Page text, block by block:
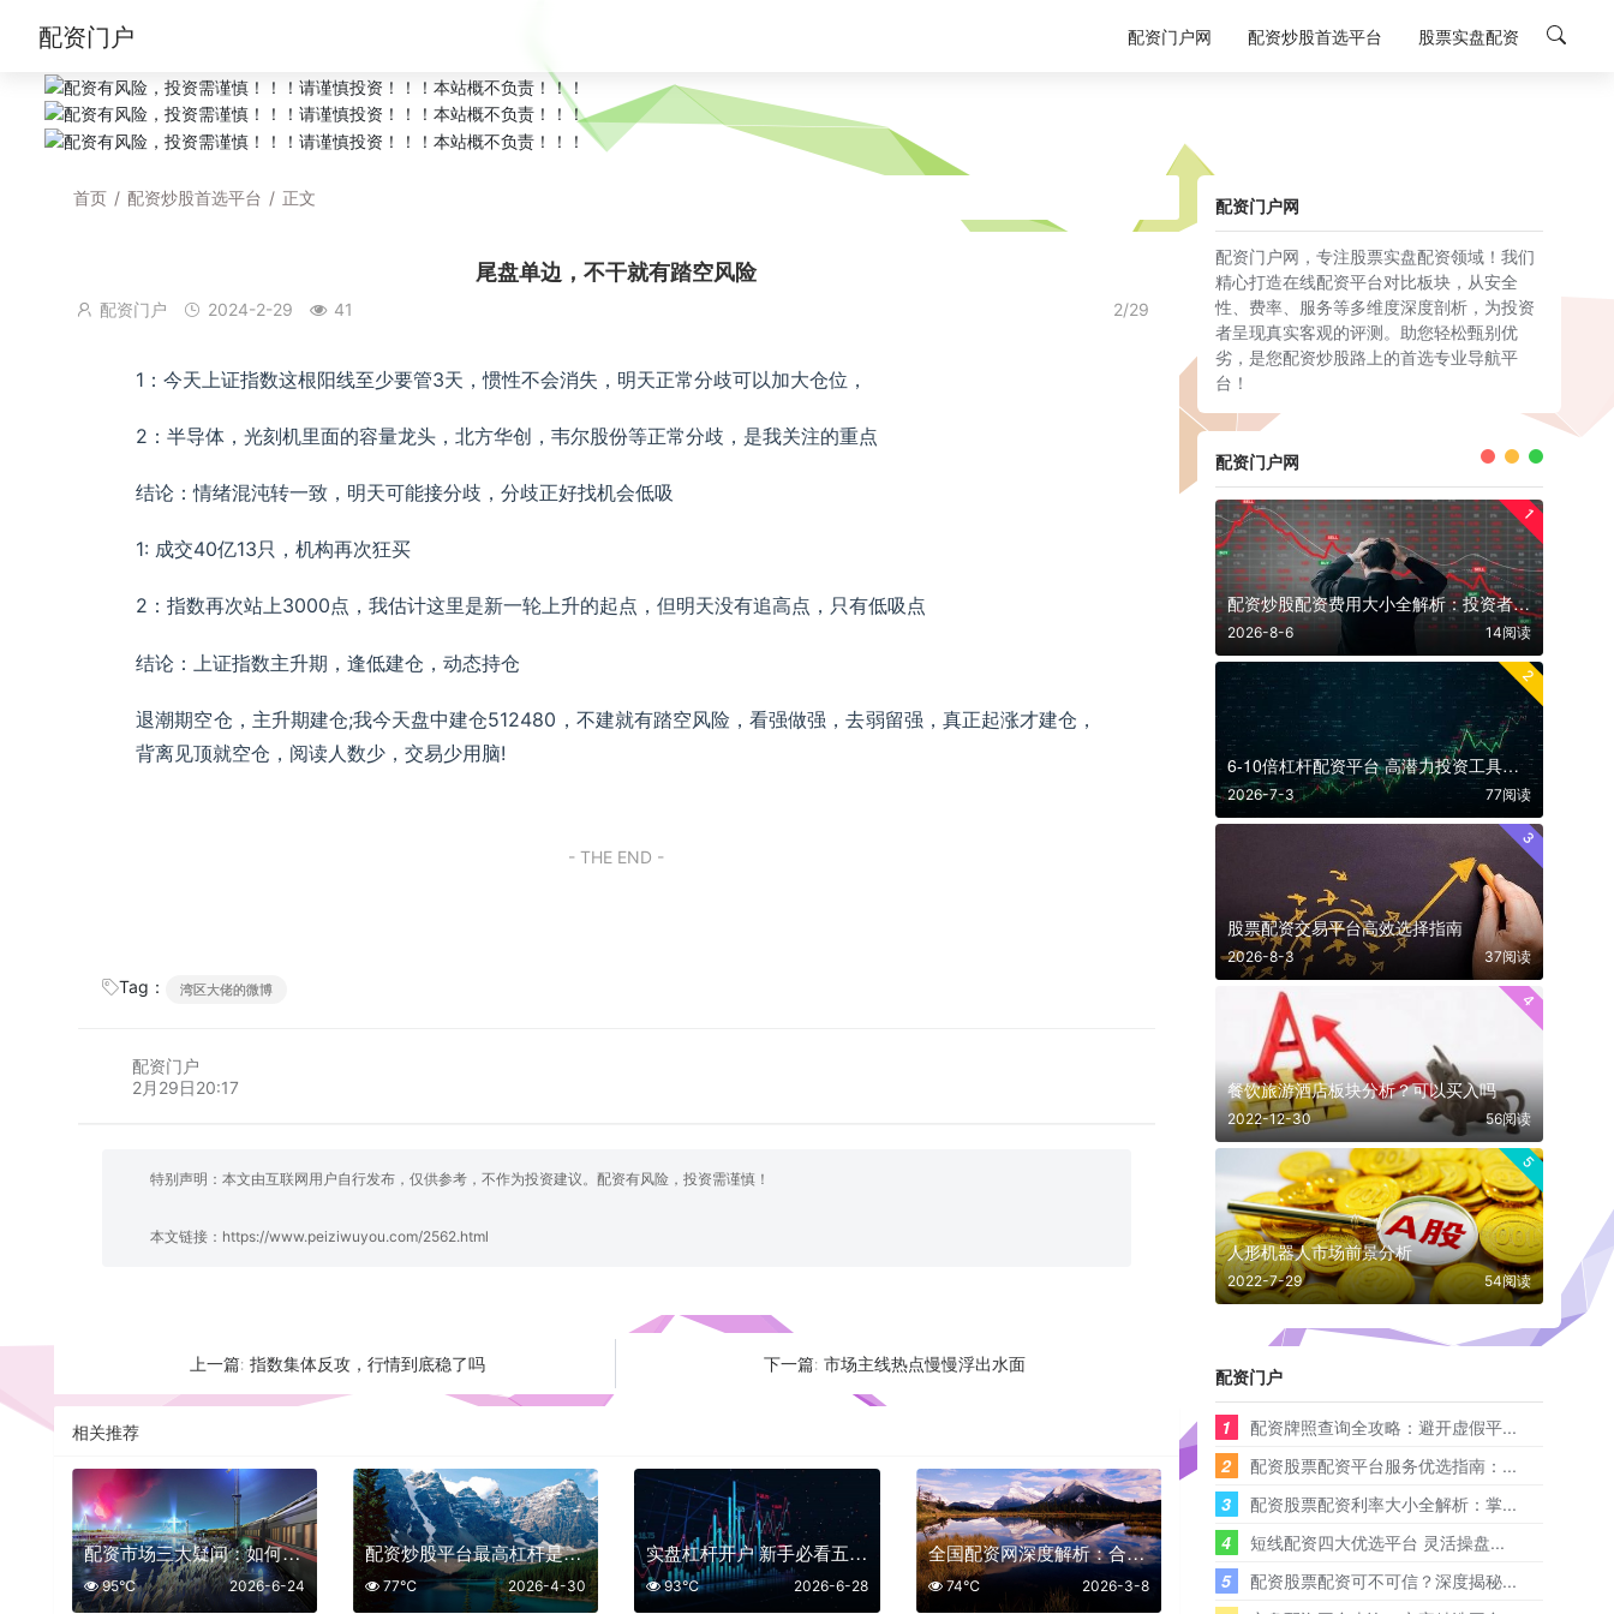
配资门户 配资门户网 配资炒股首选平台 股票实盘配资
首页 / 配资炒股首选平台 / 正文
尾盘单边，不干就有踏空风险
配资门户 2024-2-29 41 2/29
1：今天上证指数这根阳线至少要管3天，惯性不会消失，明天正常分歧可以加大仓位，
2：半导体，光刻机里面的容量龙头，北方华创，韦尔股份等正常分歧，是我关注的重点
结论：情绪混沌转一致，明天可能接分歧，分歧正好找机会低吸
1: 成交40亿13只，机构再次狂买
2：指数再次站上3000点，我估计这里是新一轮上升的起点，但明天没有追高点，只有低吸点
结论：上证指数主升期，逢低建仓，动态持仓
退潮期空仓，主升期建仓;我今天盘中建仓512480，不建就有踏空风险，看强做强，去弱留强，真正起涨才建仓，
背离见顶就空仓，阅读人数少，交易少用脑!
- THE END -
Tag： 湾区大佬的微博
配资门户
2月29日20:17
特别声明：本文由互联网用户自行发布，仅供参考，不作为投资建议。配资有风险，投资需谨慎！
本文链接： https://www.peiziwuyou.com/2562.html
上一篇: 指数集体反攻，行情到底稳了吗 下一篇: 市场主线热点慢慢浮出水面
相关推荐
配资市场三大疑问：如何识别正规平台与风险陷阱
2026-6-24
95℃
配资炒股平台最高杠杆是多少
2026-4-30
77℃
实盘杠杆开户 新手必看五家可靠平台
2026-6-28
93℃
全国配资网深度解析：合规选择与风险控制指南
2026-3-8
74℃
配资门户网
配资门户网，专注股票实盘配资领域！我们
精心打造在线配资平台对比板块，从安全
性、费率、服务等多维度深度剖析，为投资
者呈现真实客观的评测。助您轻松甄别优
劣，是您配资炒股路上的首选专业导航平
台！
配资门户网
1
配资炒股配资费用大小全解析：投资者必看的真实成本与选择策略
2026-8-6 14阅读
2
6-10倍杠杆配资平台 高潜力投资工具全解析
2026-7-3 77阅读
3
股票配资交易平台高效选择指南
2026-8-3 37阅读
4
餐饮旅游酒店板块分析？可以买入吗
2022-12-30 56阅读
5
人形机器人市场前景分析
2022-7-29 54阅读
配资门户
1
配资牌照查询全攻略：避开虚假平...
2
配资股票配资平台服务优选指南：...
3
配资股票配资利率大小全解析：掌...
4
短线配资四大优选平台 灵活操盘...
5
配资股票配资可不可信？深度揭秘...